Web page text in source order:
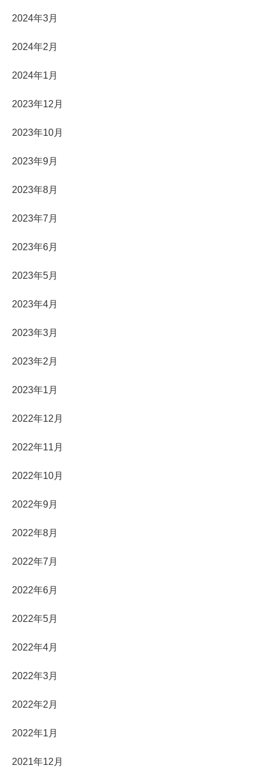
2024年3月
2024年2月
2024年1月
2023年12月
2023年10月
2023年9月
2023年8月
2023年7月
2023年6月
2023年5月
2023年4月
2023年3月
2023年2月
2023年1月
2022年12月
2022年11月
2022年10月
2022年9月
2022年8月
2022年7月
2022年6月
2022年5月
2022年4月
2022年3月
2022年2月
2022年1月
2021年12月